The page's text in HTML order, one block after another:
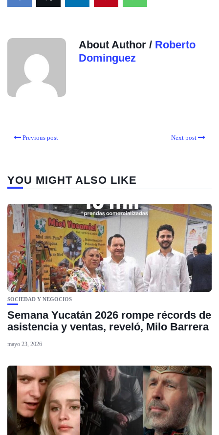
About Author / Roberto
Dominguez
Previous post Next post
YOU MIGHT ALSO LIKE
SOCIEDAD Y NEGOCIOS
Semana Yucatán 2026 rompe récords de
asistencia y ventas, reveló, Milo Barrera
mayo 23, 2026